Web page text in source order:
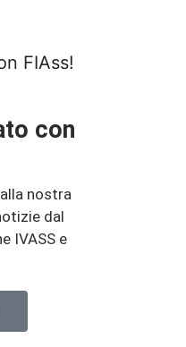
FIAss!
con
nostra
dal
IVASS e